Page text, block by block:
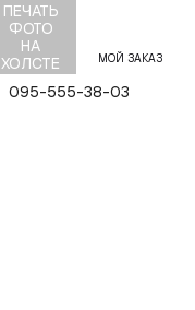
ПЕЧАТЬ
ФОТО
НА
ХОЛСТЕ
МОЙ ЗАКАЗ
095-555-38-03